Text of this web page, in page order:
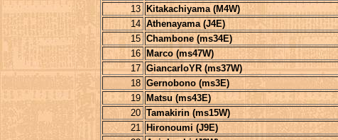
13
Kitakachiyama (M4W)
14 Athenayama (J4E)
15 Chambone (ms34E)
16
Marco (ms47W)
17 GiancarloYR (ms37W)
18 Gernobono (ms3E)
19
Matsu (ms43E)
20 Tamakirin (ms15W)
21
Hironoumi (J9E)